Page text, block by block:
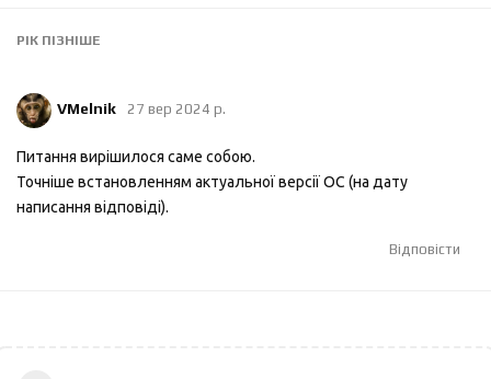
РІК ПІЗНІШЕ
VMelnik 27 вер 2024 р.
Питання вирішилося саме собою.
Точніше встановленням актуальної версії ОС (на дату
написання відповіді).
Відповісти